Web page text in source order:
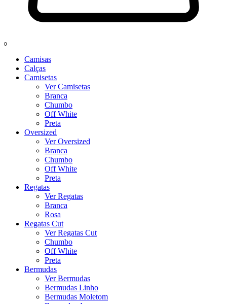
0
Camisas
Calças
Camisetas
Ver Camisetas
Branca
Chumbo
Off White
Preta
Oversized
Ver Oversized
Branca
Chumbo
Off White
Preta
Regatas
Ver Regatas
Branca
Rosa
Regatas Cut
Ver Regatas Cut
Chumbo
Off White
Preta
Bermudas
Ver Bermudas
Bermudas Linho
Bermudas Moletom